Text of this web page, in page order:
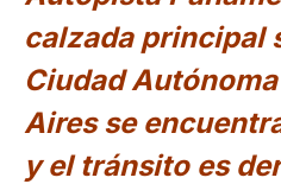
calzada principal
Ciudad
Aires se
y el tránsito es